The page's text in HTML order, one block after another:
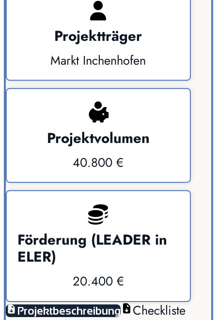
Projektträger
Markt Inchenhofen
Projektvolumen
40.800 €
Förderung (LEADER in
ELER)
20.400 €
Projektbeschreibung Checkliste